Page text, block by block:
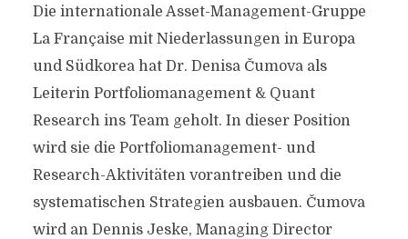
Die internationale Asset-Management-Gruppe
La Française mit Niederlassungen in Europa
und Südkorea hat Dr. Denisa Čumova als
Leiterin Portfoliomanagement & Quant
Research ins Team geholt. In dieser Position
wird sie die Portfoliomanagement- und
Research-Aktivitäten vorantreiben und die
systematischen Strategien ausbauen. Čumova
wird an Dennis Jeske, Managing Director